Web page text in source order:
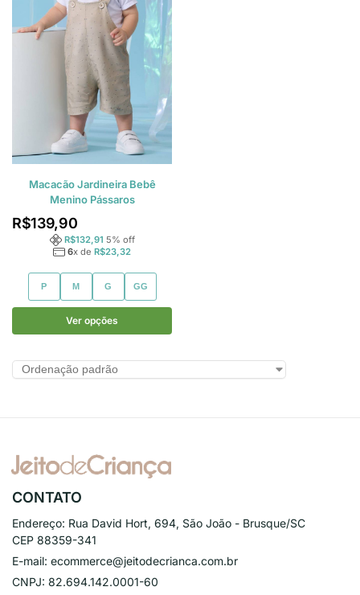
Macacão Jardineira Bebê
Menino Pássaros
R$139,90
R$132,91 5% off
6x de R$23,32
P M G GG
Ver opções
CONTATO
Endereço: Rua David Hort, 694, São João - Brusque/SC
CEP 88359-341
E-mail: ecommerce@jeitodecrianca.com.br
CNPJ: 82.694.142.0001-60